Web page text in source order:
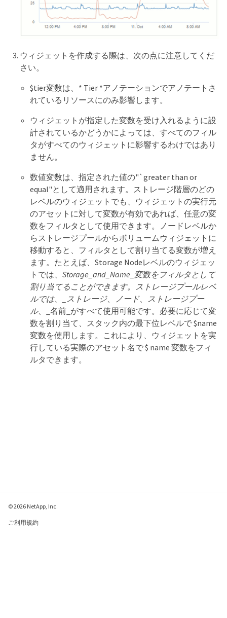
ウィジェットを作成する際は、次の点に注意してくだ
さい。
$tier変数は、* Tier *アノテーションでアノテートさ
れているリソースにのみ影響します。
ウィジェットが指定した変数を受け入れるように設
計されているかどうかによっては、すべてのフィル
タがすべてのウィジェットに影響するわけではあり
ません。
数値変数は、指定された値の"`greater than or
equal"として適用されます。ストレージ階層のどの
レベルのウィジェットでも、ウィジェットの実行元
のアセットに対して変数が有効であれば、任意の変
数をフィルタとして使用できます。ノードレベルか
らストレージプールからボリュームウィジェットに
移動すると、フィルタとして割り当てる変数が増え
ます。たとえば、Storage Nodeレベルのウィジェッ
トでは、 Storage_and_Name_変数をフィルタとして
割り当てることができます。ストレージプールレベ
ルでは、_ストレージ、 ノード、 ストレージプー
ル、_名前_がすべて使用可能です。必要に応じて変
数を割り当て、スタック内の最下位レベルで $name
変数を使用します。これにより、ウィジェットを実
行している実際のアセット名で $ name 変数をフィ
ルタできます。
© 2026 NetApp, Inc.
ご利用規約